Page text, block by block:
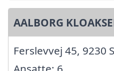
AALBORG
Ferslevvej 45, 9230